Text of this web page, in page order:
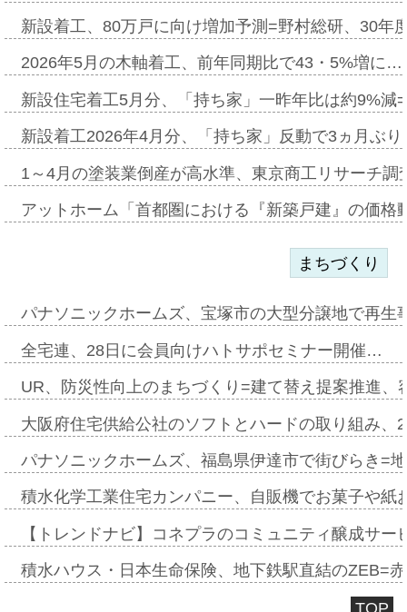
新設着工、80万戸に向け増加予測=野村総研、30年
2026年5月の木軸着工、前年同期比で43・5%増に…
新設住宅着工5月分、「持ち家」一昨年比は約9%
新設着工2026年4月分、「持ち家」反動で3ヵ月ぶ
1～4月の塗装業倒産が高水準、東京商工リサーチ
アットホーム「首都圏における『新築戸建』の価
まちづくり
パナソニックホームズ、宝塚市の大型分譲地で再
全宅連、28日に会員向けハトサポセミナー開催…
UR、防災性向上のまちづくり=建て替え提案推進
大阪府住宅供給公社のソフトとハードの取り組み
パナソニックホームズ、福島県伊達市で街びらき=
積水化学工業住宅カンパニー、自販機でお菓子や
【トレンドナビ】コネプラのコミュニティ醸成サ
積水ハウス・日本生命保険、地下鉄駅直結のZEB=